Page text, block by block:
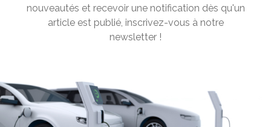
← Revenir aux actualités
EXPÉRIMENTATION INÉDITE À APPY
Rédigé par EMMANUEL MAUMON le 20 Juil 2020 à 00:00
0 commentaires
nouveautés et recevoir une notification dès qu'un
article est publié, inscrivez-vous à notre
newsletter !